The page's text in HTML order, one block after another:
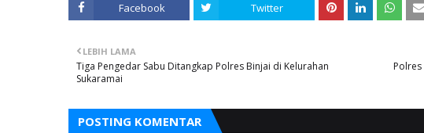
Facebook Twitter
LEBIH LAMA
Tiga Pengedar Sabu Ditangkap Polres Binjai di Kelurahan
Sukaramai
POSTING KOMENTAR